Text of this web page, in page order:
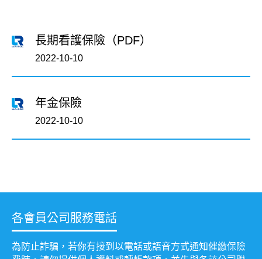
長期看護保險（PDF）
2022-10-10
年金保險
2022-10-10
各會員公司服務電話
為防止詐騙，若你有接到以電話或語音方式通知催繳保險